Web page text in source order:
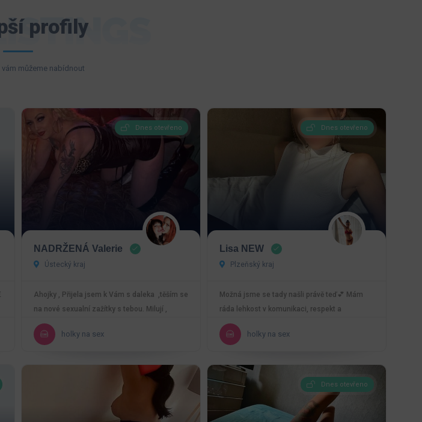
profily
můžeme nabídnout
Dnes otevřeno
NADRŽENÁ Valerie
Ústecký kraj
Ahojky , Přijela jsem k Vám s daleka ,těším se
na nové sexualní zažítky s tebou. Milují ,
orálek…
holky na sex
Dnes otevřeno
Lisa NEW
Plzeňský kraj
Možná jsme se tady našli právě teď💕 Mám
ráda lehkost v komunikaci, respekt a
příjemnou atmosféru…
holky na sex
Dnes otevřeno